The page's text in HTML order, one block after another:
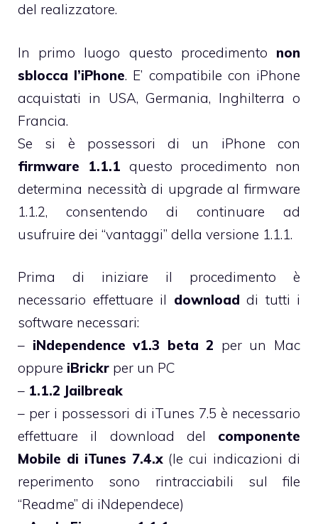
del realizzatore.
In primo luogo questo procedimento non
sblocca l’iPhone. E’ compatibile con iPhone
acquistati in USA, Germania, Inghilterra o
Francia.
Se si è possessori di un iPhone con
firmware 1.1.1 questo procedimento non
determina necessità di upgrade al firmware
1.1.2, consentendo di continuare ad
usufruire dei “vantaggi” della versione 1.1.1.
Prima di iniziare il procedimento è
necessario effettuare il download di tutti i
software necessari:
– iNdependence v1.3 beta 2 per un Mac
oppure iBrickr per un PC
– 1.1.2 Jailbreak
– per i possessori di iTunes 7.5 è necessario
effettuare il download del componente
Mobile di iTunes 7.4.x(le cui indicazioni di
reperimento sono rintracciabili sul file
“Readme” di iNdependece)